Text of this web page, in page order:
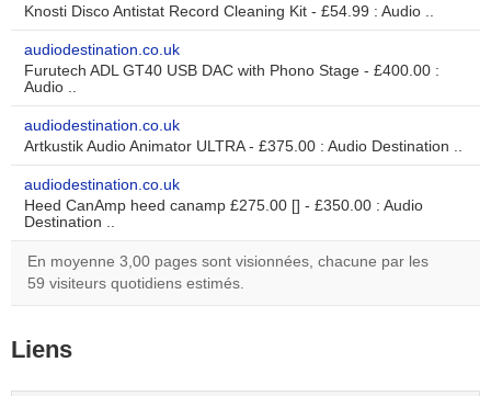
Knosti Disco Antistat Record Cleaning Kit - £54.99 : Audio ..
audiodestination.co.uk
Furutech ADL GT40 USB DAC with Phono Stage - £400.00 :
Audio ..
audiodestination.co.uk
Artkustik Audio Animator ULTRA - £375.00 : Audio Destination ..
audiodestination.co.uk
Heed CanAmp heed canamp £275.00 [] - £350.00 : Audio
Destination ..
En moyenne 3,00 pages sont visionnées, chacune par les
59 visiteurs quotidiens estimés.
Liens